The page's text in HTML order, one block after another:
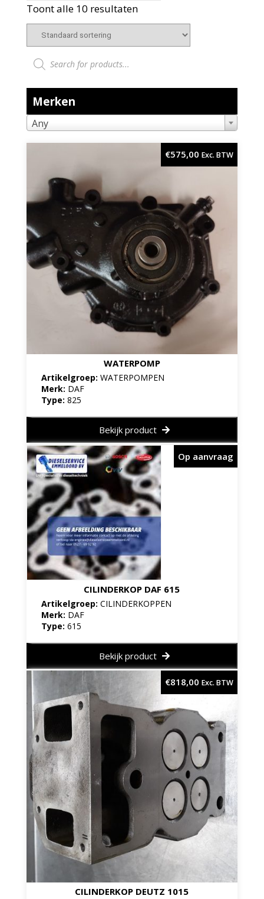
Toont alle 10 resultaten
Producten zoeken
Merken
Any
WATERPOMP
Artikelgroep: WATERPOMPEN
Merk: DAF
Type: 825
€575,00 Exc. BTW
Bekijk product
CILINDERKOP DAF 615
Artikelgroep: CILINDERKOPPEN
Merk: DAF
Type: 615
Op aanvraag
Bekijk product
CILINDERKOP DEUTZ 1015
€818,00 Exc. BTW